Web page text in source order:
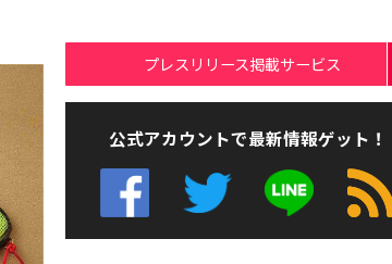
プレスリリース掲載サービス
公式アカウントで最新情報ゲット！